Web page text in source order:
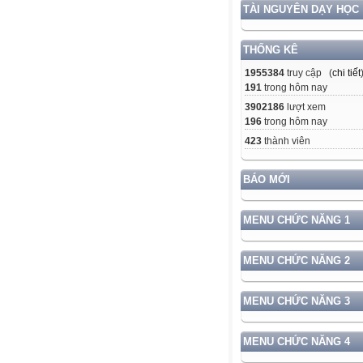
TÀI NGUYÊN DẠY HỌC
THỐNG KÊ
1955384 truy cập (chi tiết)
191 trong hôm nay
3902186 lượt xem
196 trong hôm nay
423 thành viên
BÁO MỚI
MENU CHỨC NĂNG 1
MENU CHỨC NĂNG 2
MENU CHỨC NĂNG 3
MENU CHỨC NĂNG 4